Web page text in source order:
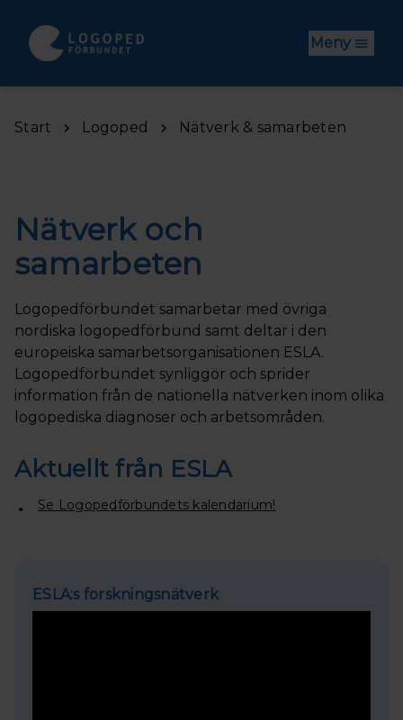
Meny
Start Logoped Nätverk & samarbeten
Nätverk och
samarbeten
Logopedförbundet samarbetar med övriga
nordiska logopedförbund samt deltar i den
europeiska samarbetsorganisationen ESLA.
Logopedförbundet synliggör och sprider
information från de nationella nätverken inom olika
logopediska diagnoser och arbetsområden.
Aktuellt från ESLA
Se Logopedförbundets kalendarium!
ESLA:s forskningsnätverk